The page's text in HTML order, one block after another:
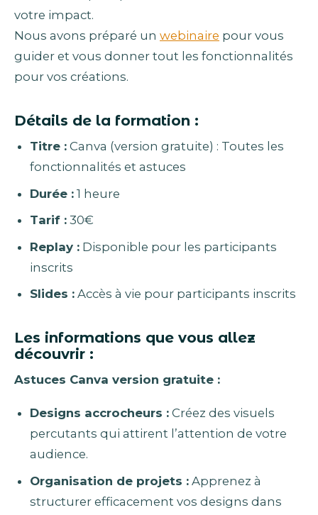
votre impact.
Nous avons préparé un webinaire pour vous
guider et vous donner tout les fonctionnalités
pour vos créations.
Détails de la formation :
Titre :Canva (version gratuite) : Toutes les
fonctionnalités et astuces
Durée :1 heure
Tarif :30€
Replay :Disponible pour les participants
inscrits
Slides :Accès à vie pour participants inscrits
Les informations que vous allez
découvrir :
Astuces Canva version gratuite :
Designs accrocheurs :Créez des visuels
percutants qui attirent l’attention de votre
audience.
Organisation de projets :Apprenez à
structurer efficacement vos designs dans